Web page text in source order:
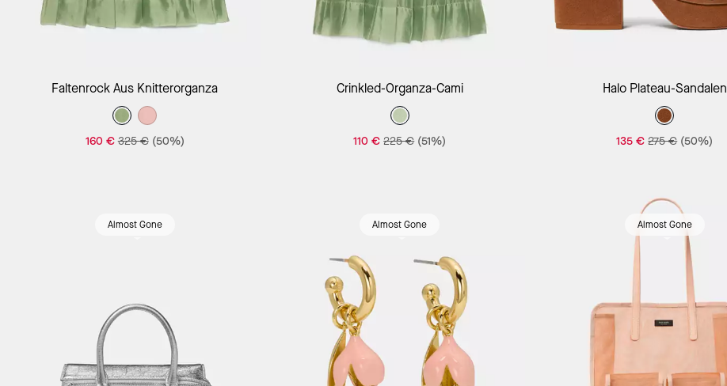
Faltenrock Aus Knitterorganza
160 € 325 € (50%)
Crinkled-Organza-Cami
110 € 225 € (51%)
Halo Plateau-Sandalen
135 € 275 € (50%)
Almost Gone Almost Gone Almost Gone